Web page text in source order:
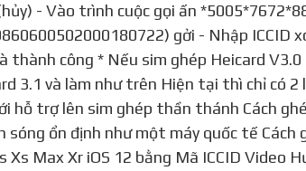
- Vào trình cuộc gọi ấn
gởi - Nhập ICCID
thành công * Nếu sim ghép Heicard
3.1 và làm như trên Hiện tại thì chỉ có 2
hỗ trợ lên sim ghép thần thánh Cách
sóng ổn định như một máy quốc tế Cách
Xs Max Xr iOS 12 bằng Mã ICCID Video